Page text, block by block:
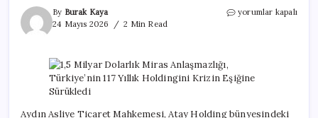
By Burak Kaya
24 Mayıs 2026
2 Min Read
1,5
117
yorumlar kapalı
Aydın Asliye Ticaret Mahkemesi, Atay Holding bünyesindeki